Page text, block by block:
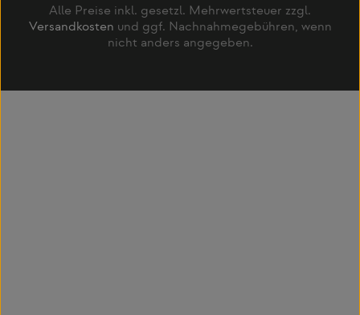
Alle Preise inkl. gesetzl. Mehrwertsteuer zzgl.
Versandkosten und ggf. Nachnahmegebühren, wenn
nicht anders angegeben.